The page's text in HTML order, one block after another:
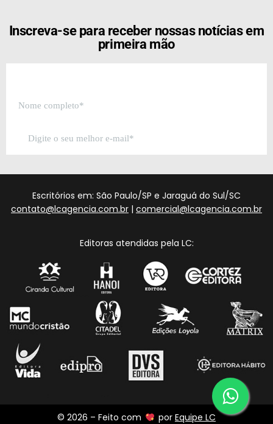
Inscreva-se para receber nossas notícias em
primeira mão
Escritórios em: São Paulo/SP e Jaraguá do Sul/SC
contato@lcagencia.com.br | comercial@lcagencia.com.br
Editoras atendidas pela LC:
© 2026 – Feito com por Equipe LC